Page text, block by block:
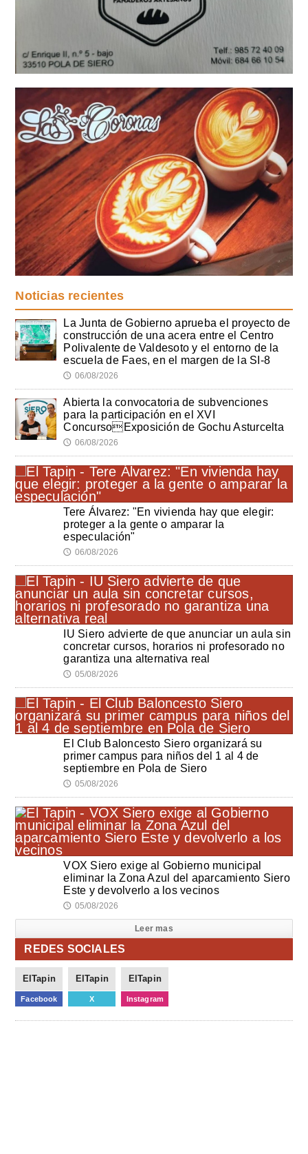
Noticias recientes
La Junta de Gobierno aprueba el proyecto de
construcción de una acera entre el Centro
Polivalente de Valdesoto y el entorno de la
escuela de Faes, en el margen de la SI-8
🕔 06/08/2026
Abierta la convocatoria de subvenciones
para la participación en el XVI
ConcursoExposición de Gochu Asturcelta
🕔 06/08/2026
Tere Álvarez: "En vivienda hay que elegir:
proteger a la gente o amparar la
especulación"
🕔 06/08/2026
IU Siero advierte de que anunciar un aula sin
concretar cursos, horarios ni profesorado no
garantiza una alternativa real
🕔 05/08/2026
El Club Baloncesto Siero organizará su
primer campus para niños del 1 al 4 de
septiembre en Pola de Siero
🕔 05/08/2026
VOX Siero exige al Gobierno municipal
eliminar la Zona Azul del aparcamiento Siero
Este y devolverlo a los vecinos
🕔 05/08/2026
Leer mas
REDES SOCIALES
ElTapin
Facebook
ElTapin
X
ElTapin
Instagram